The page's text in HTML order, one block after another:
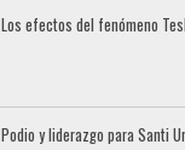
Los efectos del fenómeno
Podio y liderazgo para Santi